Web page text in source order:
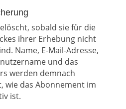
sobald sie für die
ihrer Erhebung nicht
Name, E-Mail-Adresse,
und das
werden demnach
wie das Abonnement im
ist.